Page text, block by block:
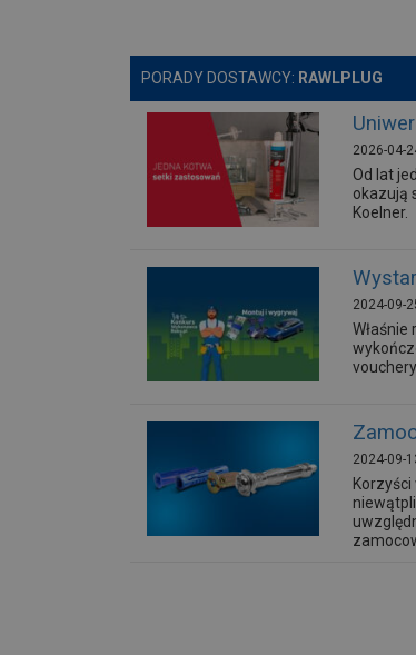
PORADY DOSTAWCY: RAWLPLUG
2026-04-
Od lat
okazują
Koelner.
2024-09-
2024-09-